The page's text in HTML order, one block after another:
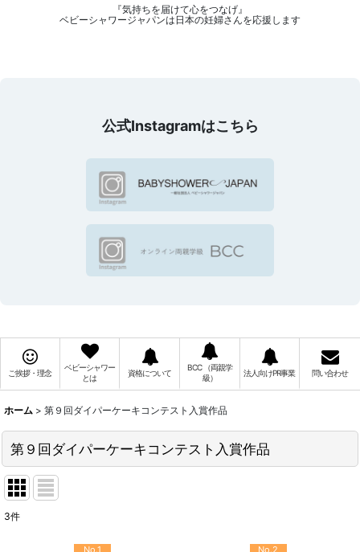
『気持ちを届けて心をつなげ』
ベビーシャワージャパンは日本の妊婦さんを応援します
公式Instagramはこちら
ご挨拶・理念
ベビーシャワー
とは
資格について
BCC （両親学
級）
法人向けPR事業 問い合わせ
ホーム > 第９回ダイパーケーキコンテスト入賞作品
第９回ダイパーケーキコンテスト入賞作品
3件
No.1 No.2